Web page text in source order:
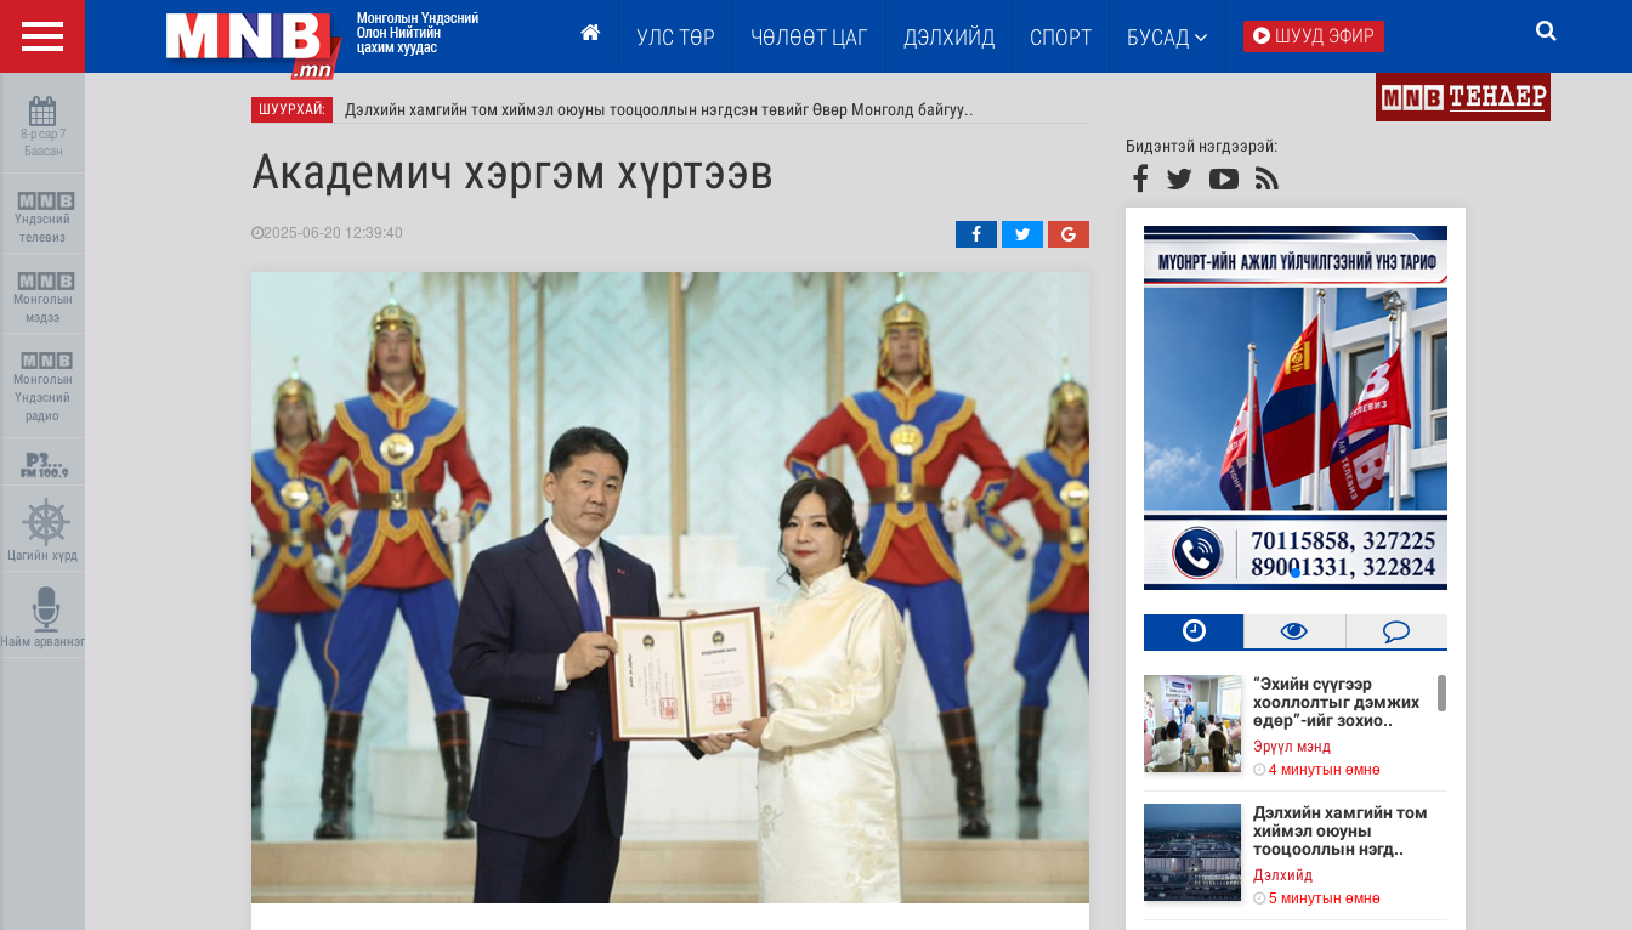
УЛС ТӨР ЧӨЛӨӨТ ЦАГ ДЭЛХИЙД СПОРТ БУСАД ШУУД ЭФИР
8-р сар 7
Баасан
Үндэсний
телевиз
Монголын
мэдээ
Монголын
Үндэсний
радио
Цагийн хүрд
Найм арваннэг
ШУУРХАЙ: Дэлхийн хамгийн том хиймэл оюуны тооцооллын нэгдсэн төвийг Өвөр Монголд байгуу..
АТГ: Авлигын эсрэг сургалтад 110 албан тушаалтныг хамруулав
Академич хэргэм хүртээв
2025-06-20 12:39:40
Бидэнтэй нэгдээрэй:
“Эхийн сүүгээр
хооллолтыг дэмжих
өдөр”-ийг зохио..
Эрүүл мэнд
4 минутын өмнө
Дэлхийн хамгийн том
хиймэл оюуны
тооцооллын нэгд..
Дэлхийд
5 минутын өмнө